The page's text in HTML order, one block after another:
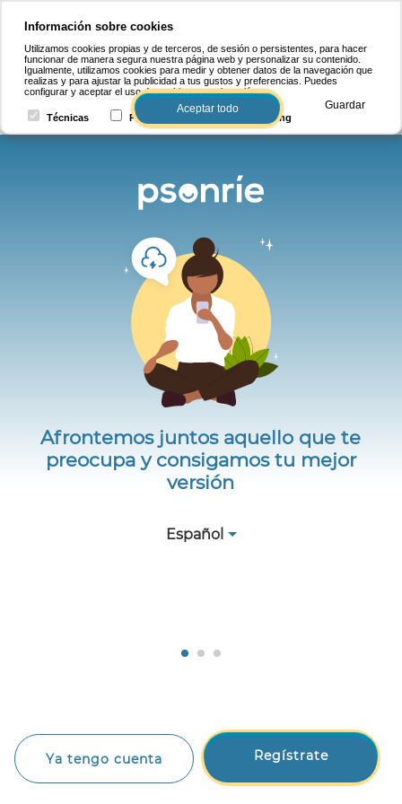
Información sobre cookies
Utilizamos cookies propias y de terceros, de sesión o persistentes, para hacer
funcionar de manera segura nuestra página web y personalizar su contenido.
Igualmente, utilizamos cookies para medir y obtener datos de la navegación que
realizas y para ajustar la publicidad a tus gustos y preferencias. Puedes
configurar y aceptar el uso de cookies a continuación.
Técnicas Personalización Marketing
Aceptar todo Guardar